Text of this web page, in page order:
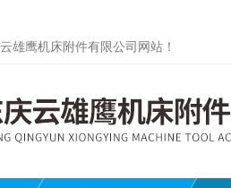
雄鹰机床附件有限公司网站！